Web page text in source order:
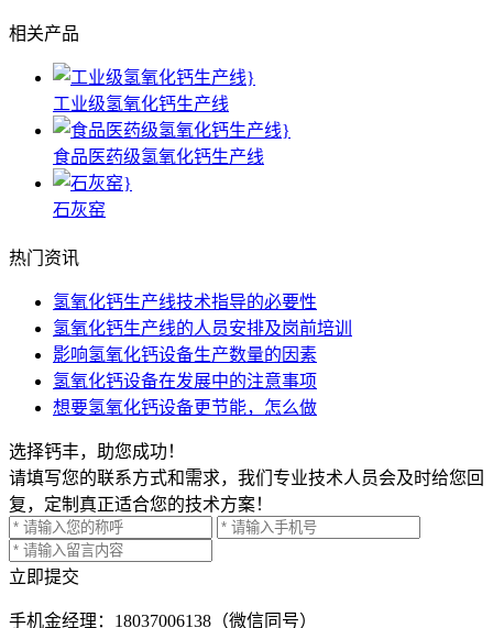
相关产品
工业级氢氧化钙生产线
食品医药级氢氧化钙生产线
石灰窑
热门资讯
氢氧化钙生产线技术指导的必要性
氢氧化钙生产线的人员安排及岗前培训
影响氢氧化钙设备生产数量的因素
氢氧化钙设备在发展中的注意事项
想要氢氧化钙设备更节能，怎么做
选择钙丰，助您成功！
请填写您的联系方式和需求，我们专业技术人员会及时给您回
复，定制真正适合您的技术方案！
立即提交
手机金经理：18037006138（微信同号）